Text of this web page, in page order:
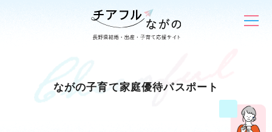
ながの子育て家庭優待パスポート